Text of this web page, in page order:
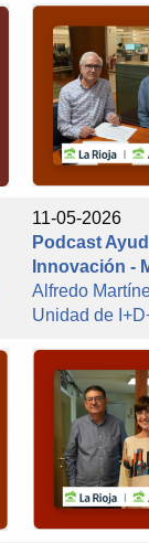
11-05-2026
Podcast
Innovación -
Alfredo
Unidad de